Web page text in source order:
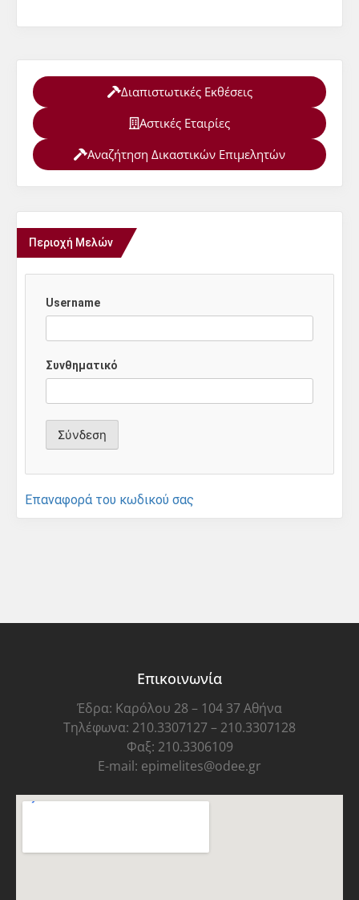
Διαπιστωτικές Εκθέσεις
Αστικές Εταιρίες
Αναζήτηση Δικαστικών Επιμελητών
Περιοχή Μελών
Username
Συνθηματικό
Επαναφορά του κωδικού σας
Επικοινωνία
Έδρα: Καρόλου 28 – 104 37 Αθήνα
Τηλέφωνα: 210.3307127 – 210.3307128
Φαξ: 210.3306109
E-mail: epimelites@odee.gr